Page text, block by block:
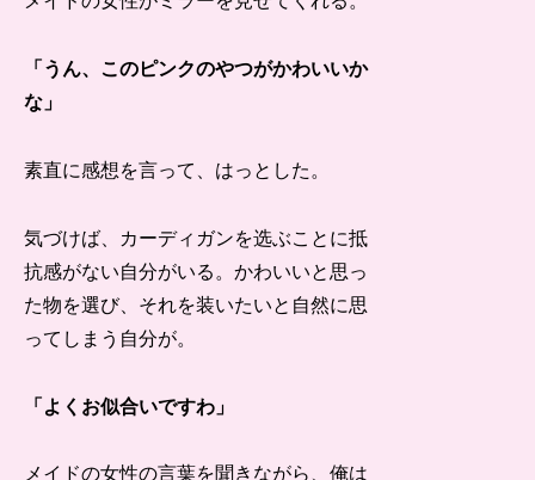
「うん、このピンクのやつがかわいいか
な」
素直に感想を言って、はっとした。
気づけば、カーディガンを选ぶことに抵
抗感がない自分がいる。かわいいと思っ
た物を選び、それを装いたいと自然に思
ってしまう自分が。
「よくお似合いですわ」
メイドの女性の言葉を聞きながら、俺は